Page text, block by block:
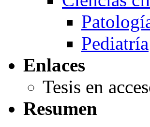
Pediatría
Enlaces
Tesis en
Resumen